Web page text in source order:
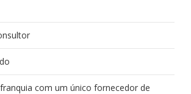
com um único fornecedor de